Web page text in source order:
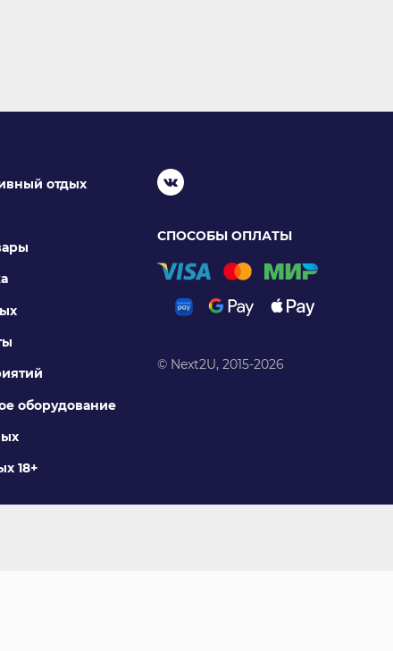
отдых
оборудование
18+
СПОСОБЫ ОПЛАТЫ
© Next2U, 2015-2026